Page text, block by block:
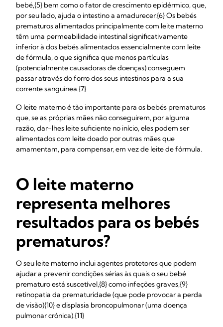
bebé,{5} bem como o fator de crescimento epidérmico, que,
por seu lado, ajuda o intestino a amadurecer.{6} Os bebés
prematuros alimentados principalmente com leite materno
têm uma permeabilidade intestinal significativamente
inferior à dos bebés alimentados essencialmente com leite
de fórmula, o que significa que menos partículas
(potencialmente causadoras de doenças) conseguem
passar através do forro dos seus intestinos para a sua
corrente sanguínea.{7}
O leite materno é tão importante para os bebés prematuros
que, se as próprias mães não conseguirem, por alguma
razão, dar-lhes leite suficiente no início, eles podem ser
alimentados com leite doado por outras mães que
amamentam, para compensar, em vez de leite de fórmula.
O leite materno
representa melhores
resultados para os bebés
prematuros?
O seu leite materno inclui agentes protetores que podem
ajudar a prevenir condições sérias às quais o seu bebé
prematuro está suscetível,{8} como infeções graves,{9}
retinopatia da prematuridade (que pode provocar a perda
de visão){10} e displasia broncopulmonar (uma doença
pulmonar crónica).{11}